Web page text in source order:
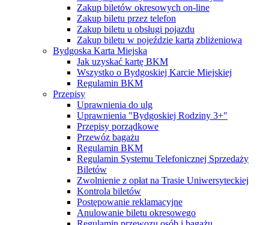
Zakup biletów okresowych on-line
Zakup biletu przez telefon
Zakup biletu u obsługi pojazdu
Zakup biletu w pojeździe kartą zbliżeniową
Bydgoska Karta Miejska
Jak uzyskać kartę BKM
Wszystko o Bydgoskiej Karcie Miejskiej
Regulamin BKM
Przepisy
Uprawnienia do ulg
Uprawnienia "Bydgoskiej Rodziny 3+"
Przepisy porządkowe
Przewóz bagażu
Regulamin BKM
Regulamin Systemu Telefonicznej Sprzedaży
Biletów
Zwolnienie z opłat na Trasie Uniwersyteckiej
Kontrola biletów
Postępowanie reklamacyjne
Anulowanie biletu okresowego